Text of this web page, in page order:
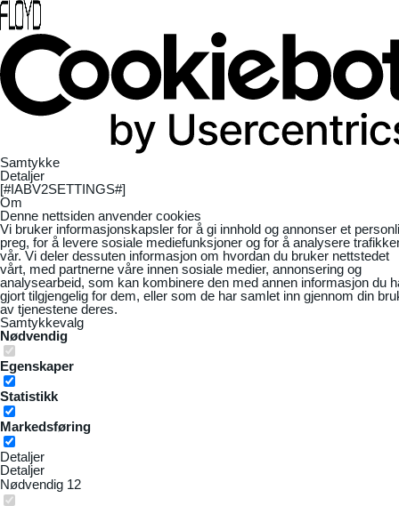
Samtykke
Detaljer
[#IABV2SETTINGS#]
Om
Denne nettsiden anvender cookies
Vi bruker informasjonskapsler for å gi innhold og annonser et
preg, for å levere sosiale mediefunksjoner og for å analysere
vår. Vi deler dessuten informasjon om hvordan du bruker nettstedet
vårt, med partnerne våre innen sosiale medier, annonsering og
analysearbeid, som kan kombinere den med annen informasjon du
gjort tilgjengelig for dem, eller som de har samlet inn gjennom din
av tjenestene deres.
Samtykkevalg
Nødvendig
Egenskaper
Statistikk
Markedsføring
Detaljer
Detaljer
Nødvendig 12